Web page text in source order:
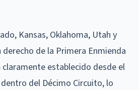
Kansas, Oklahoma, Utah y
derecho de la Primera Enmienda
establecido desde el
del Décimo Circuito, lo